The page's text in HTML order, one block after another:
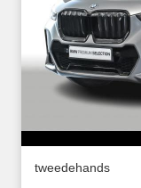
tweedehands